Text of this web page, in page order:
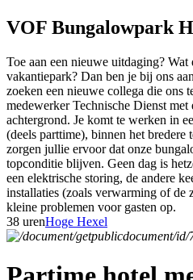
VOF Bungalowpark
Toe aan een nieuwe uitdaging?
vakantiepark? Dan ben je bij ons
zoeken een nieuwe collega die ons
medewerker Technische Dienst met
achtergrond. Je komt te werken in
(deels parttime), binnen het bredere
zorgen jullie ervoor dat onze
topconditie blijven. Geen dag is
een elektrische storing, de andere
installaties (zoals verwarming of de
kleine problemen voor gasten op.
38 urenHoge Hexel